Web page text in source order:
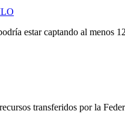
estar captando al menos
transferidos por la